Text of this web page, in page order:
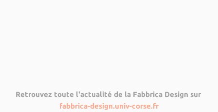
Retrouvez toute l'actualité de la Fabbrica Design sur
fabbrica-design.univ-corse.fr